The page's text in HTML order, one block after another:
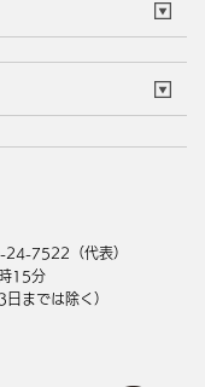
24-7522（代表）
15分
までは除く）